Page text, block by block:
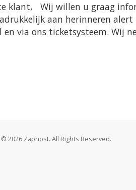
klant, Wij willen u graag
aan herinneren
en via ons ticketsysteem. Wij
2026 Zaphost. All Rights Reserved.